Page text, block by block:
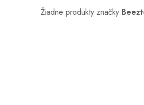
Žiadne produkty značky